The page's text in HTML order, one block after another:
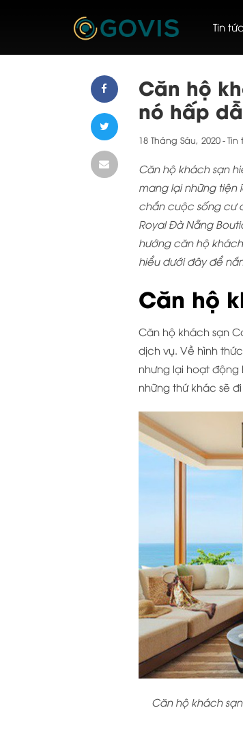
Tin tức
Căn hộ
nó hấp
18 Tháng Sáu, 2020-Tin
Căn hộ khách sạn
mang lại những tiện
chắn cuộc sống cư
Royal Đà Nẵng
hướng căn hộ
hiểu dưới đây để
Căn hộ
Căn hộ khách sạn
dịch vụ. Về hình
nhưng lại hoạt động
những thứ khác sẽ
Căn hộ khách